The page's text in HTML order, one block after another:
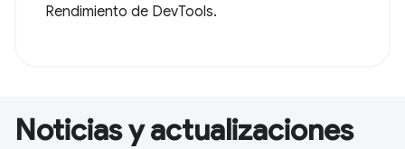
Rendimiento de DevTools.
Noticias y actualizaciones